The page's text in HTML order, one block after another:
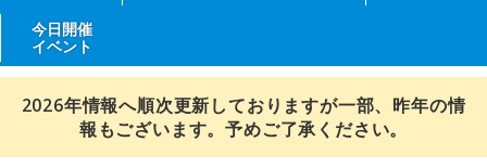
今日開催
イベント
2026年情報へ順次更新しておりますが一部、昨年の情
報もございます。予めご了承ください。